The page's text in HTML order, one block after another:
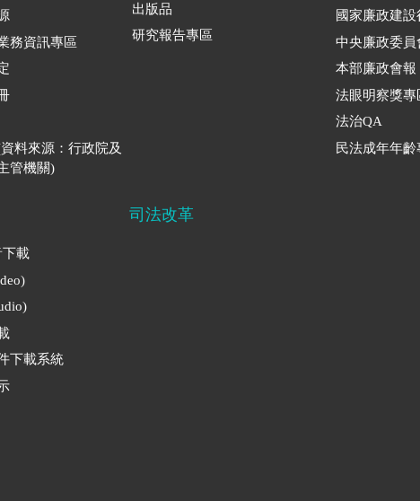
務資訊專區
料來源：行政院及
管機關)
出版品
研究報告專區
國家廉政建
中央廉政委員
本部廉政會報
法眼明察獎專
法治QA
民法成年年齡
下載
下載系統
司法改革